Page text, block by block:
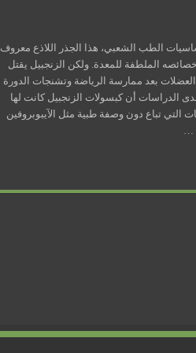
الطب الشعبي، هذا الجذر اللاذع معروف
الملطفة للمعدة. ولكن الزنجبيل يقتل
العضلات بعد ممارسة الرياضة وتشنجات الدورة
الدراسات أن كبسولات الزنجبيل كانت لها
التي تباع دون وصفة طبية مثل الآيبوبروفين
…